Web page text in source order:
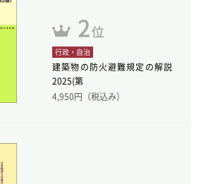
行政・自治
建築物の防火避難規定の解説
2025(第
4,950円（税込み）